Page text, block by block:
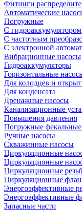
Фитинги
Автоматические
Погружные
С гидроаккумулятором
С частотным
С электронной
Вибрационные насосы
Гидроаккумуляторы
Горизонтальные
Для колодцев и
Для конденсата
Дренажные насосы
Канализационные
Повышения давления
Погружные
Ручные насосы
Скважинные насосы
Циркуляционные
Циркуляционные
Циркуляционные
Циркуляционные
Энергоэффективные
Энергоэффективные
Запасные части